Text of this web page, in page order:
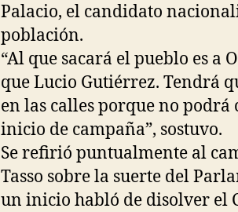
Palacio, el candidato
población.
“Al que sacará el pueblo es
que Lucio Gutiérrez. Tendrá
en las calles porque no
inicio de campaña”, sostuvo.
Se refirió puntualmente al
Tasso sobre la suerte del
un inicio habló de disolver el